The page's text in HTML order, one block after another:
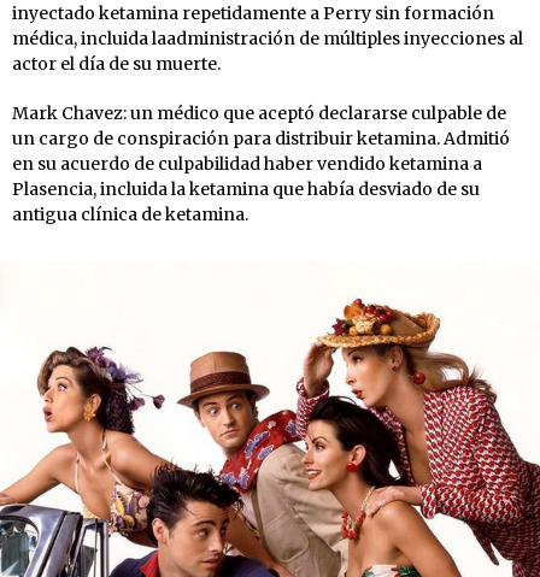
inyectado ketamina repetidamente a Perry sin formación
médica, incluida laadministración de múltiples inyecciones al
actor el día de su muerte.
Mark Chavez: un médico que aceptó declararse culpable de
un cargo de conspiración para distribuir ketamina. Admitió
en su acuerdo de culpabilidad haber vendido ketamina a
Plasencia, incluida la ketamina que había desviado de su
antigua clínica de ketamina.